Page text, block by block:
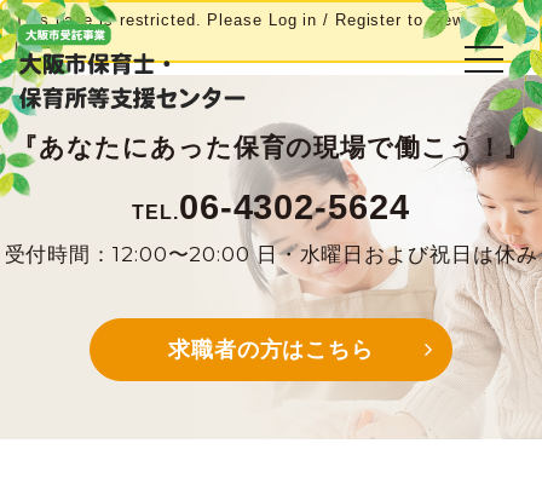
This page is restricted. Please Log in / Register to view this
page.
『あなたにあった保育の現場で働こう！』
TEL.06-4302-5624
受付時間：12:00〜20:00 日・水曜日および祝日は休み
求職者の方はこちら